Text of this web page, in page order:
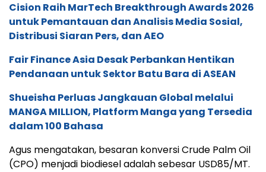
Cision Raih MarTech Breakthrough Awards 2026
untuk Pemantauan dan Analisis Media Sosial,
Distribusi Siaran Pers, dan AEO
Fair Finance Asia Desak Perbankan Hentikan
Pendanaan untuk Sektor Batu Bara di ASEAN
Shueisha Perluas Jangkauan Global melalui
MANGA MILLION, Platform Manga yang Tersedia
dalam 100 Bahasa
Agus mengatakan, besaran konversi Crude Palm Oil
(CPO) menjadi biodiesel adalah sebesar USD85/MT.